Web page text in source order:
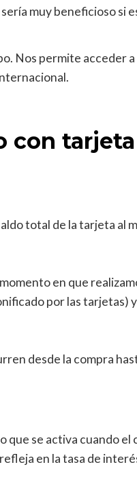
muy beneficioso si
Nos permite acceder
con
total de la tarjeta al
en que
por las
desde la compra
se activa cuando
en la tasa de